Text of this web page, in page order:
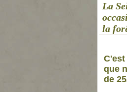
La
la
que
de